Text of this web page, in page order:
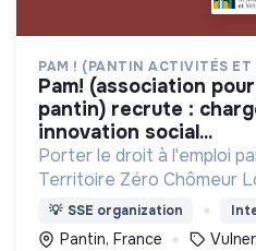
PAM ! (PANTIN ACTIVITÉS ET
pam! (association pour un droit à l’emploi à
pantin) recrute :
innovation social...
Porter le droit à l'emploi
Territoire Zéro Chômeur
(Quartier des 4 Chemins) :
dignes, durables et utiles
💡 SSE organization
Pantin, France